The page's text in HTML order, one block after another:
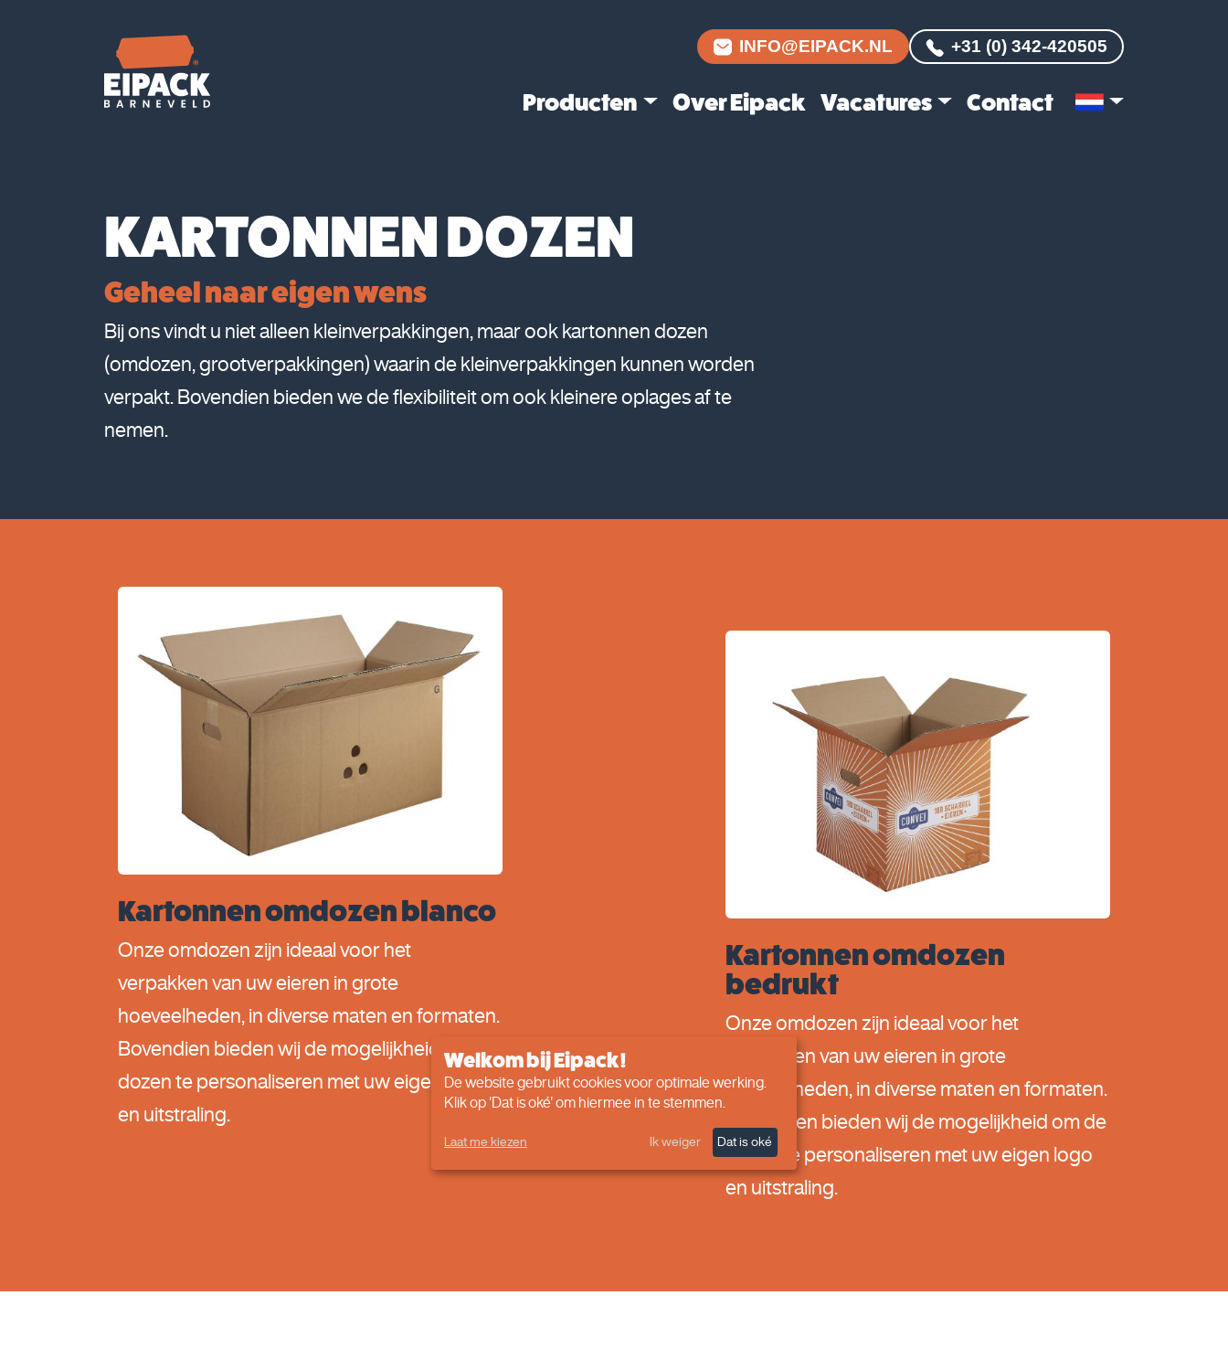
INFO@EIPACK.NL +31 (0) 342-420505
Producten Over Eipack Vacatures Contact
KARTONNEN DOZEN
Geheel naar eigen wens
Bij ons vindt u niet alleen kleinverpakkingen, maar ook kartonnen dozen
(omdozen, grootverpakkingen) waarin de kleinverpakkingen kunnen worden
verpakt. Bovendien bieden we de flexibiliteit om ook kleinere oplages af te
nemen.
Kartonnen omdozen blanco
Onze omdozen zijn ideaal voor het
verpakken van uw eieren in grote
hoeveelheden, in diverse maten en formaten.
Bovendien bieden wij de mogelijkheid om de
dozen te personaliseren met uw eigen logo
en uitstraling.
Kartonnen omdozen
bedrukt
Onze omdozen zijn ideaal voor het
verpakken van uw eieren in grote
hoeveelheden, in diverse maten en formaten.
Bovendien bieden wij de mogelijkheid om de
dozen te personaliseren met uw eigen logo
en uitstraling.
Welkom bij Eipack!
De website gebruikt cookies voor optimale werking.
Klik op 'Dat is oké' om hiermee in te stemmen.
Laat me kiezen Ik weiger Dat is oké